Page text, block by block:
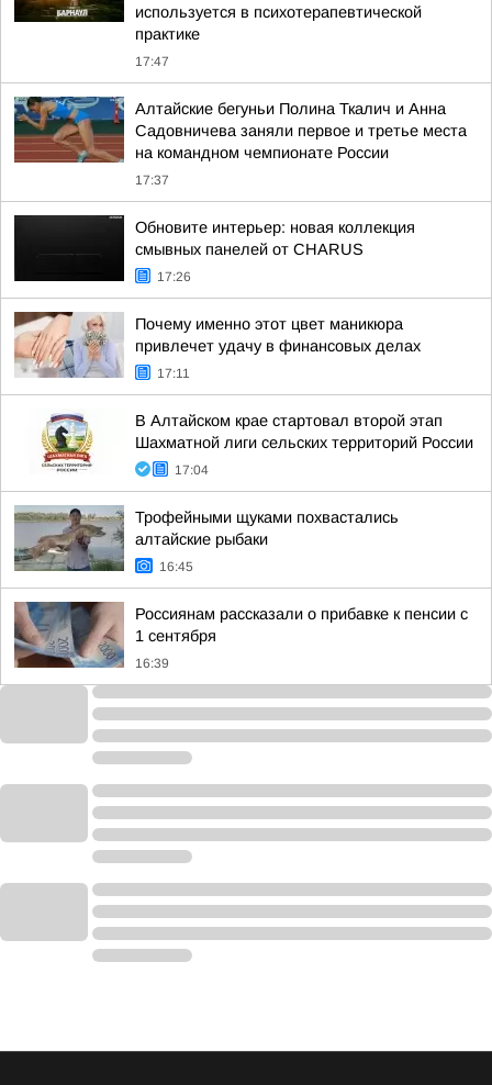
используется в психотерапевтической
практике
17:47
Алтайские бегуньи Полина Ткалич и Анна
Садовничева заняли первое и третье места
на командном чемпионате России
17:37
Обновите интерьер: новая коллекция
смывных панелей от CHARUS
17:26
Почему именно этот цвет маникюра
привлечет удачу в финансовых делах
17:11
В Алтайском крае стартовал второй этап
Шахматной лиги сельских территорий России
17:04
Трофейными щуками похвастались
алтайские рыбаки
16:45
Россиянам рассказали о прибавке к пенсии с
1 сентября
16:39